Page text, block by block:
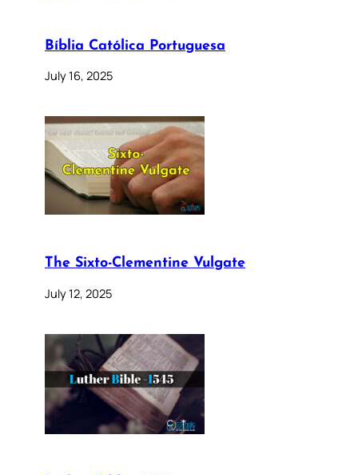
Bíblia Católica Portuguesa
July 16, 2025
The Sixto-Clementine Vulgate
July 12, 2025